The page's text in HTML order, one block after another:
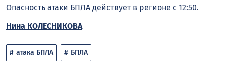
Опасность атаки БПЛА действует в регионе с 12:50.
Нина КОЛЕСНИКОВА
атака БПЛА БПЛА